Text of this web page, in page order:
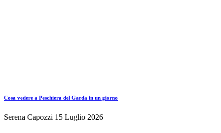
Cosa vedere a Peschiera del Garda in un giorno
Serena Capozzi 15 Luglio 2026